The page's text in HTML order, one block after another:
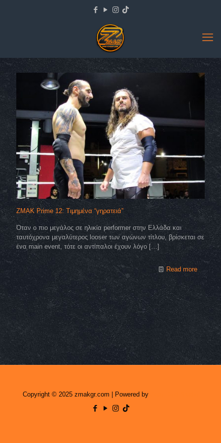
ZMAK Prime 12: Τιμημένα “γηρατειά”
Όταν ο πιο μεγάλος σε ηλικία performer στην Ελλάδα και
ταυτόχρονα μεγαλύτερος looser των αγώνων τίτλου, βρίσκεται σε
ένα main event, τότε οι αντίπαλοι έχουν λόγο […]
Read more
Copyright © 2025 zmakgr.com | Powered by